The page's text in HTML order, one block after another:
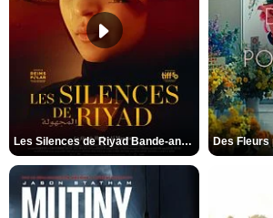
Les Silences de Riyad Bande-annonce VO STFR